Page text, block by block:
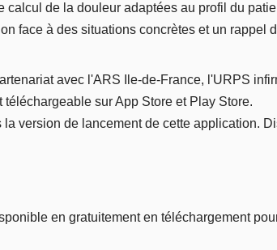
calcul de la douleur adaptées au profil du
face à des situations concrètes et un rappel
avec l'ARS Ile-de-France, l'URPS
téléchargeable sur App Store et Play Store.
version de lancement de cette application.
en gratuitement en téléchargement